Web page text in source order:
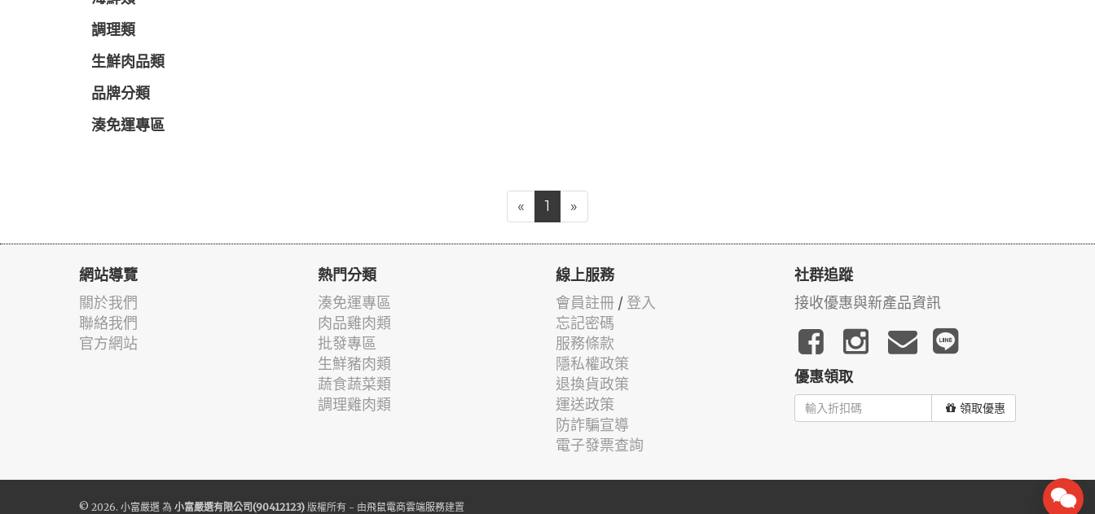
調理類
生鮮肉品類
品牌分類
湊免運專區
« 1 »
網站導覽
關於我們
聯絡我們
官方網站
熱門分類
湊免運專區
肉品雞肉類
批發專區
生鮮豬肉類
蔬食蔬菜類
調理雞肉類
線上服務
會員註冊 / 登入
忘記密碼
服務條款
隱私權政策
退換貨政策
運送政策
防詐騙宣導
電子發票查詢
社群追蹤
接收優惠與新產品資訊
優惠領取
領取優惠
© 2026. 小富嚴選 為 小富嚴選有限公司(90412123) 版權所有 - 由飛鼠電商雲端服務建置